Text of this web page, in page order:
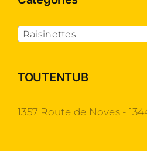
Raisinettes
TOUTENTUB
1357 Route de Noves -